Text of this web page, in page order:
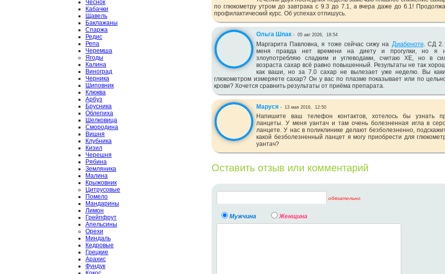
Чеснок
Кабачки
Щавель
Баклажаны
Спаржа
Редис
Репа
Черемша
Ягоды
Калина
Виноград
Черника
Шиповник
Клюква
Арбуз
Брусника
Облепиха
Шелковица
Смородина
Вишня
Клубника
Кизил
Черешня
Рябина
Земляника
Малина
Крыжовник
Цитрусовые
Помело
Мандарины
Лимон
Грейпфрут
Апельсины
Орехи
Миндаль
Кедровые
Грецкие
Арахис
Фундук
по глюкометру утром до завтрака с 9.3 до 7.1, а вчера даже до 6.1!
профилактический курс. Об успехах отпишусь.
Ольга Шпак - 05 авг 2026, 18:54
Маргарита Павловна, я тоже сейчас сижу на Диабеноте. СД 2.
меня правда нет времени на диету и прогулки, но я
злоупотребляю сладким и углеводами, считаю ХЕ, но в
возраста сахар всё равно повышенный. Результаты не так
как ваши, но за 7.0 сахар не вылезает уже неделю. Вы
глюкометром измеряете сахар? Он у вас по плазме показывает или по
крови? Хочется сравнить результаты от приёма препарата.
Маруся - 13 мая 2016, 12:50
Напишите ваш телефон контактов, хотелось бы узнать
ланцеты. У меня уантач и там очень болезненная игла в
ланцете. У нас в поликлинике делают безболезненно,
какой безболезненный ланцет я могу приобрести для
уантач?
Оставить отзыв или комментарий
обязательно
Мужчина Женщина